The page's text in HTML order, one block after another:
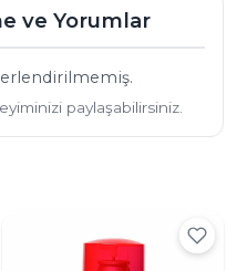
ve Yorumlar
paylaşabilirsiniz.